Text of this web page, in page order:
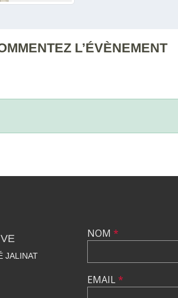
L’ÉVÈNEMENT
JALINAT
NOM *
EMAIL*